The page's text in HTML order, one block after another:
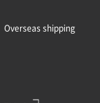
Overseas shipping